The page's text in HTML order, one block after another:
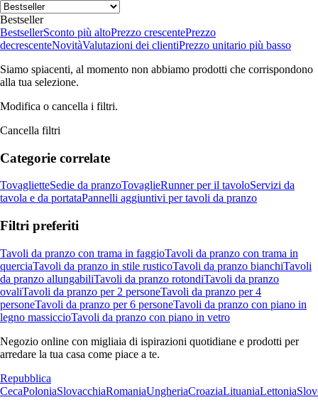
Bestseller
BestsellerSconto più altoPrezzo crescentePrezzo
decrescenteNovitàValutazioni dei clientiPrezzo unitario più basso
Siamo spiacenti, al momento non abbiamo prodotti che corrispondono
alla tua selezione.
Modifica o cancella i filtri.
Cancella filtri
Categorie correlate
TovaglietteSedie da pranzoTovaglieRunner per il tavoloServizi da
tavola e da portataPannelli aggiuntivi per tavoli da pranzo
Filtri preferiti
Tavoli da pranzo con trama in faggioTavoli da pranzo con trama in
querciaTavoli da pranzo in stile rusticoTavoli da pranzo bianchiTavoli
da pranzo allungabiliTavoli da pranzo rotondiTavoli da pranzo
ovaliTavoli da pranzo per 2 personeTavoli da pranzo per 4
personeTavoli da pranzo per 6 personeTavoli da pranzo con piano in
legno massiccioTavoli da pranzo con piano in vetro
Negozio online con migliaia di ispirazioni quotidiane e prodotti per
arredare la tua casa come piace a te.
Repubblica
CecaPoloniaSlovacchiaRomaniaUngheriaCroaziaLituaniaLettonia